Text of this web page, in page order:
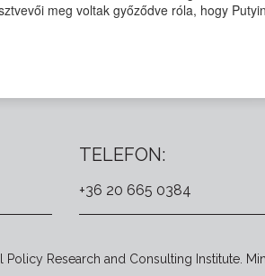
meg voltak győződve róla, hogy
TELEFON:
+36 20 665 0384
Research and Consulting Institute.